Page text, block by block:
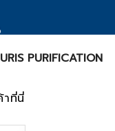
PURIFICATION
ที่นี่